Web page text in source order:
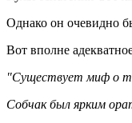
Однако он очевидно
Вот вполне
"Существует миф о
Собчак был ярким